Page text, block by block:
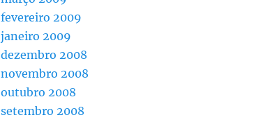
fevereiro 2009
janeiro 2009
dezembro 2008
novembro 2008
outubro 2008
setembro 2008